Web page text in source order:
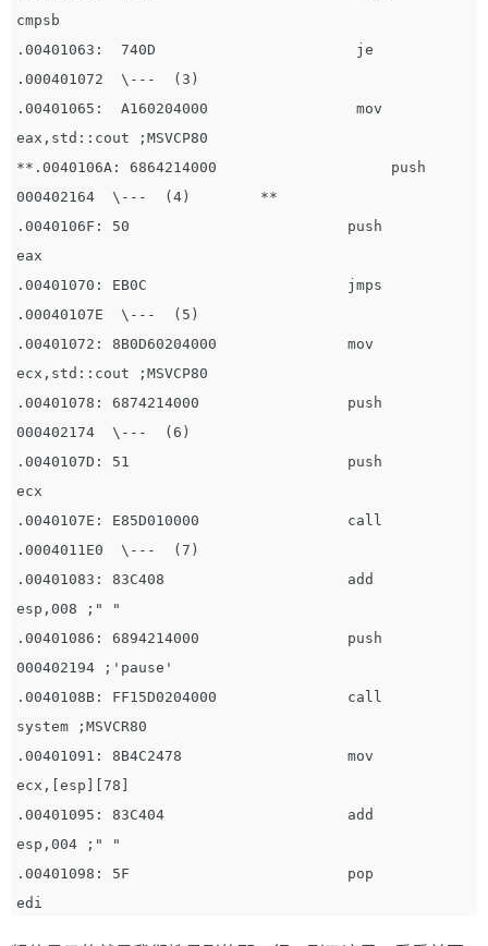
cmpsb
.00401063:  740D                       je
.000401072  \---  (3)
.00401065:  A160204000                 mov
eax,std::cout ;MSVCP80
**.0040106A: 6864214000                    push
000402164  \---  (4)        **
.0040106F: 50                         push
eax
.00401070: EB0C                       jmps
.00040107E  \---  (5)
.00401072: 8B0D60204000               mov
ecx,std::cout ;MSVCP80
.00401078: 6874214000                 push
000402174  \---  (6)
.0040107D: 51                         push
ecx
.0040107E: E85D010000                 call
.0004011E0  \---  (7)
.00401083: 83C408                     add
esp,008 ;" "
.00401086: 6894214000                 push
000402194 ;'pause'
.0040108B: FF15D0204000               call
system ;MSVCR80
.00401091: 8B4C2478                   mov
ecx,[esp][78]
.00401095: 83C404                     add
esp,004 ;" "
.00401098: 5F                         pop